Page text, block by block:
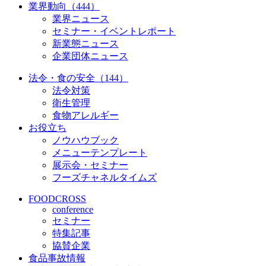
業界動向（444）
業界ニュース
セミナー・イベントレポート
新業態ニュース
企業団体ニュース
法令・食の安全（144）
法令対策
衛生管理
食物アレルギー
お役立ち
ノウハウブック
メニューテンプレート
展示会・セミナー
フーズチャネルタイムズ
FOODCROSS
conference
セミナー
特集記事
協賛企業
食品事故情報